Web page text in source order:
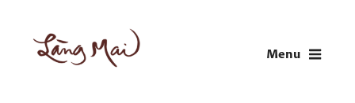
content
Menu